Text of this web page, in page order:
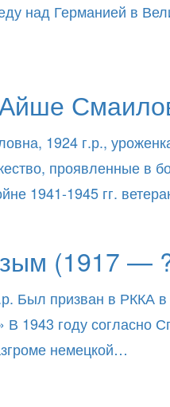
над Германией в
1924 г.р.,
проявленные в
1941-1945 гг.
(1917 —
Был призван в РККА
1943 году согласно
немецкой…